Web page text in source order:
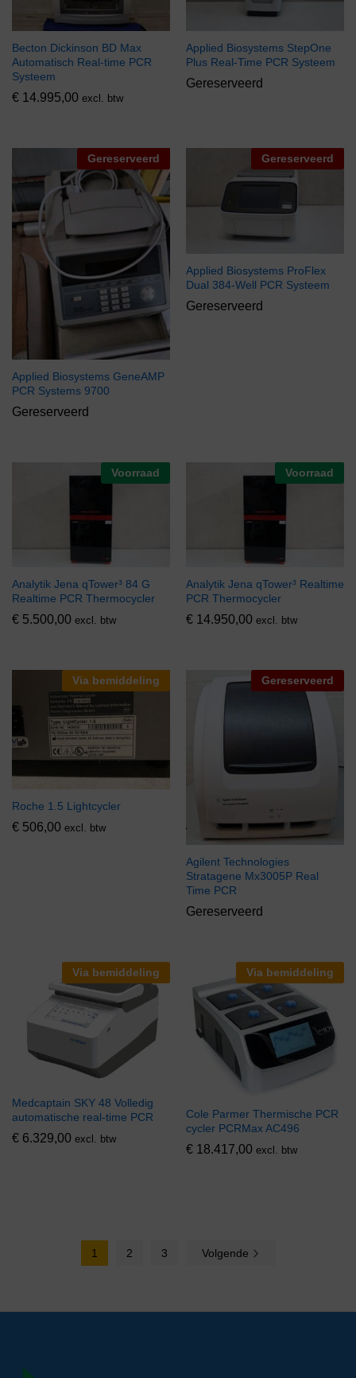
Becton Dickinson BD Max
Automatisch Real-time PCR
Systeem
€ 14.995,00 excl. btw
Applied Biosystems StepOne
Plus Real-Time PCR Systeem
Gereserveerd
Gereserveerd
Applied Biosystems GeneAMP
PCR Systems 9700
Gereserveerd
Gereserveerd
Applied Biosystems ProFlex
Dual 384-Well PCR Systeem
Gereserveerd
Voorraad
Analytik Jena qTower³ 84 G
Realtime PCR Thermocycler
€ 5.500,00 excl. btw
Voorraad
Analytik Jena qTower³ Realtime
PCR Thermocycler
€ 14.950,00 excl. btw
Via bemiddeling
Roche 1.5 Lightcycler
€ 506,00 excl. btw
Gereserveerd
Agilent Technologies
Stratagene Mx3005P Real
Time PCR
Gereserveerd
Via bemiddeling
Medcaptain SKY 48 Volledig
automatische real-time PCR
€ 6.329,00 excl. btw
Via bemiddeling
Cole Parmer Thermische PCR
cycler PCRMax AC496
€ 18.417,00 excl. btw
1 2 3 Volgende